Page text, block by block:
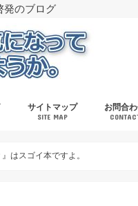
発のブログ
サイトマップ
SITE MAP
お問合
はスゴイ本ですよ。